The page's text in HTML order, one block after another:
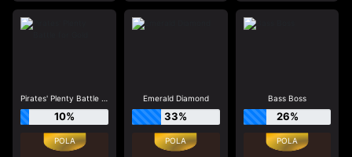
Pirates' Plenty Battle for Gold
10%
Emerald Diamond
33%
Bass Boss
26%